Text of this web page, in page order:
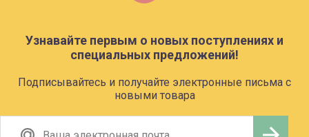
Узнавайте первым о новых поступлениях и
специальных предложений!
Подписывайтесь и получайте электронные письма с
новыми товара